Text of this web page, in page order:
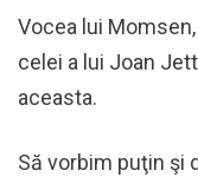
Vocea lui
celei a lui Joan
aceasta.
Să vorbim puţin şi